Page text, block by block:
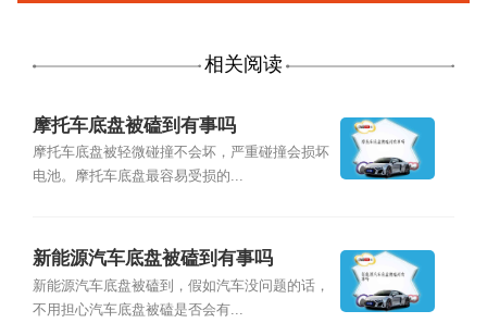
相关阅读
摩托车底盘被磕到有事吗
摩托车底盘被轻微碰撞不会坏，严重碰撞会损坏
电池。摩托车底盘最容易受损的...
新能源汽车底盘被磕到有事吗
新能源汽车底盘被磕到，假如汽车没问题的话，
不用担心汽车底盘被磕是否会有...